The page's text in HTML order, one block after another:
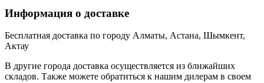
Информация о доставке
Бесплатная доставка по городу Алматы, Астана, Шымкент,
Актау
В другие города доставка осуществляется из ближайших
складов. Также можете обратиться к нашим дилерам в своем